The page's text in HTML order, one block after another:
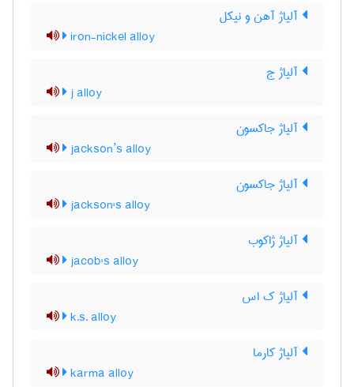
آلیاژ آهن و نیکل
iron-nickel alloy
آلیاژ ج
j alloy
آلیاژ جاکسون
jackson’s alloy
آلیاژ جاکسون
jackson's alloy
آلیاژ ژاکوب
jacob's alloy
آلیاژ ک اس
k.s. alloy
آلیاژ کارما
karma alloy